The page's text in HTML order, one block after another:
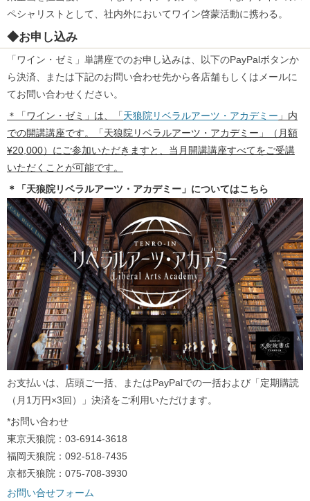
ペシャリストとして、社内外においてワイン啓蒙活動に携わる。
◆お申し込み
「ワイン・ゼミ」単講座でのお申し込みは、以下のPayPalボタンか
ら決済、または下記のお問い合わせ先から各店舗もしくはメールに
てお問い合わせください。
＊「ワイン・ゼミ」は、「天狼院リベラルアーツ・アカデミー 」内
での開講講座です。「天狼院リベラルアーツ・アカデミー」（月額
¥20,000）にご参加いただきますと、当月開講講座すべてをご受講
いただくことが可能です。
＊「天狼院リベラルアーツ・アカデミー」についてはこちら
お支払いは、店頭ご一括、またはPayPalでの一括および「定期購読
（月1万円×3回）」決済をご利用いただけます。
*お問い合わせ
東京天狼院：03-6914-3618
福岡天狼院：092-518-7435
京都天狼院：075-708-3930
お問い合せフォーム